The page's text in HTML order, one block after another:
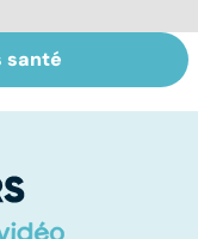
sur le
de la
santé